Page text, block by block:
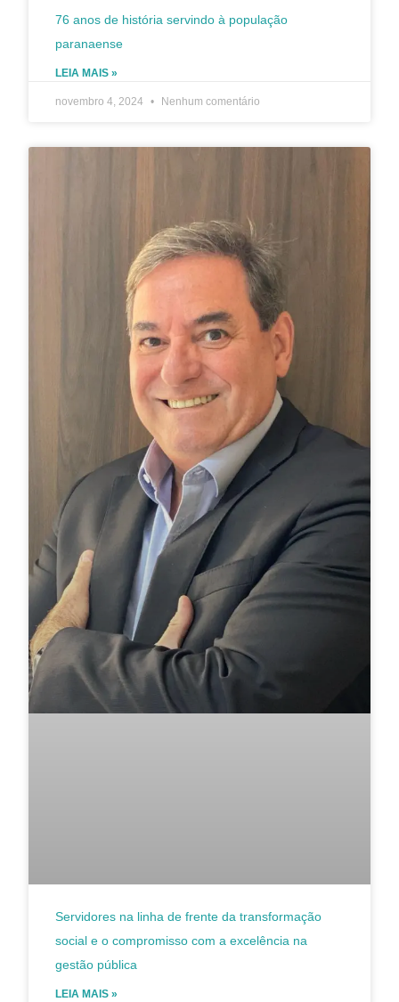
76 anos de história servindo à população
paranaense
LEIA MAIS »
novembro 4, 2024 Nenhum comentário
Servidores na linha de frente da transformação
social e o compromisso com a excelência na
gestão pública
LEIA MAIS »